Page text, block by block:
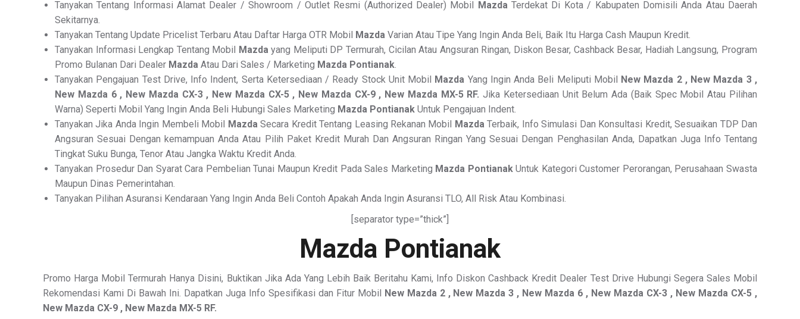
Tanyakan Tentang Informasi Alamat Dealer / Showroom / Outlet Resmi (Authorized Dealer) Mobil MazdaTerdekat Di Kota / Kabupaten Domisili Anda Atau Daerah
Sekitarnya.
Tanyakan Tentang Update Pricelist Terbaru Atau Daftar Harga OTR Mobil Mazda Varian Atau Tipe Yang Ingin Anda Beli, Baik Itu Harga Cash Maupun Kredit.
Tanyakan Informasi Lengkap Tentang Mobil Mazdayang Meliputi DP Termurah, Cicilan Atau Angsuran Ringan, Diskon Besar, Cashback Besar, Hadiah Langsung, Program
Promo Bulanan Dari Dealer Mazda Atau Dari Sales / Marketing Mazda Pontianak.
Tanyakan Pengajuan Test Drive, Info Indent, Serta Ketersediaan / Ready Stock Unit Mobil Mazda Yang Ingin Anda Beli Meliputi Mobil New Mazda 2 , New Mazda 3 ,
New Mazda 6 , New Mazda CX-3 , New Mazda CX-5 , New Mazda CX-9 , New Mazda MX-5 RF. Jika Ketersediaan Unit Belum Ada (Baik Spec Mobil Atau Pilihan
Warna) Seperti Mobil Yang Ingin Anda Beli Hubungi Sales Marketing Mazda Pontianak Untuk Pengajuan Indent.
Tanyakan Jika Anda Ingin Membeli Mobil MazdaSecara Kredit Tentang Leasing Rekanan Mobil MazdaTerbaik, Info Simulasi Dan Konsultasi Kredit, Sesuaikan TDP Dan
Angsuran Sesuai Dengan kemampuan Anda Atau Pilih Paket Kredit Murah Dan Angsuran Ringan Yang Sesuai Dengan Penghasilan Anda, Dapatkan Juga Info Tentang
Tingkat Suku Bunga, Tenor Atau Jangka Waktu Kredit Anda.
Tanyakan Prosedur Dan Syarat Cara Pembelian Tunai Maupun Kredit Pada Sales Marketing Mazda PontianakUntuk Kategori Customer Perorangan, Perusahaan Swasta
Maupun Dinas Pemerintahan.
Tanyakan Pilihan Asuransi Kendaraan Yang Ingin Anda Beli Contoh Apakah Anda Ingin Asuransi TLO, All Risk Atau Kombinasi.
[separator type=”thick”]
Mazda Pontianak
Promo Harga Mobil Termurah Hanya Disini, Buktikan Jika Ada Yang Lebih Baik Beritahu Kami, Info Diskon Cashback Kredit Dealer Test Drive Hubungi Segera Sales Mobil
Rekomendasi Kami Di Bawah Ini. Dapatkan Juga Info Spesifikasi dan Fitur Mobil New Mazda 2 , New Mazda 3 , New Mazda 6 , New Mazda CX-3 , New Mazda CX-5 ,
New Mazda CX-9 , New Mazda MX-5 RF.